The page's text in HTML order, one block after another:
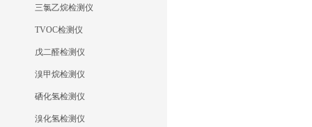
三氯乙烷检测仪
TVOC检测仪
戊二醛检测仪
溴甲烷检测仪
硒化氢检测仪
溴化氢检测仪